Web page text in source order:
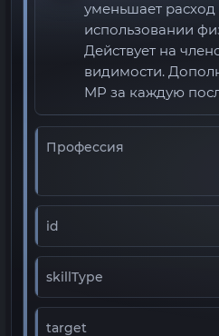
уменьшает расход
использовании
Действует на
видимости.
MP за каждую
Профессия
id
skillType
target